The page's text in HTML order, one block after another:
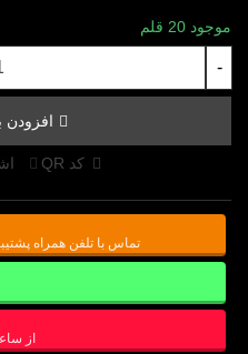
موجود 20 قلم
-
افزودن
کد QR
تماس با تلفن همراه
از ساعت 14 الی 20 روز